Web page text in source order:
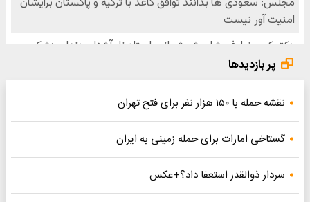
پر بازدیدها
نقشه حمله با ۱۵۰ هزار نفر برای فتح تهران
گستاخی امارات برای حمله زمینی به ایران
سردار ذوالقدر استعفا داد؟+عکس